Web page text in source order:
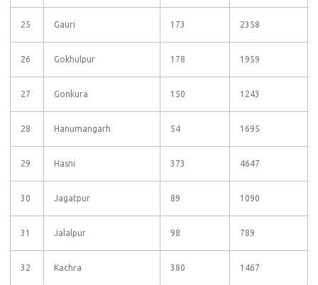
25 Gauri 173 2358
26 Gokhulpur 178 1959
27 Gonkura 150 1243
28 Hanumangarh 54 1695
29 Hasni 373 4647
30 Jagatpur 89 1090
31 Jalalpur 98 789
32 Kachra 380 1467